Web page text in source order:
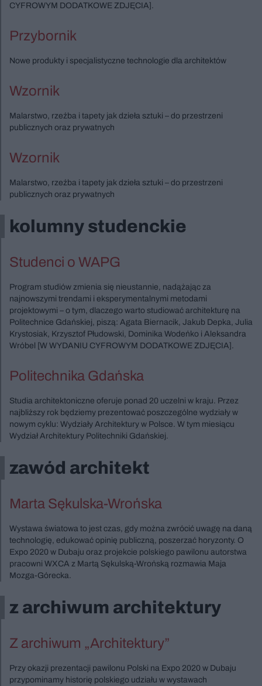
CYFROWYM DODATKOWE ZDJĘCIA].
Przybornik
Nowe produkty i specjalistyczne technologie dla architektów
Wzornik
Malarstwo, rzeźba i tapety jak dzieła sztuki – do przestrzeni
publicznych oraz prywatnych
Wzornik
Malarstwo, rzeźba i tapety jak dzieła sztuki – do przestrzeni
publicznych oraz prywatnych
kolumny studenckie
Studenci o WAPG
Program studiów zmienia się nieustannie, nadążając za
najnowszymi trendami i eksperymentalnymi metodami
projektowymi – o tym, dlaczego warto studiować architekturę na
Politechnice Gdańskiej, piszą: Agata Biernacik, Jakub Depka, Julia
Krystosiak, Krzysztof Płudowski, Dominika Wodeńko i Aleksandra
Wróbel [W WYDANIU CYFROWYM DODATKOWE ZDJĘCIA].
Politechnika Gdańska
Studia architektoniczne oferuje ponad 20 uczelni w kraju. Przez
najbliższy rok będziemy prezentować poszczególne wydziały w
nowym cyklu: Wydziały Architektury w Polsce. W tym miesiącu
Wydział Architektury Politechniki Gdańskiej.
zawód architekt
Marta Sękulska-Wrońska
Wystawa światowa to jest czas, gdy można zwrócić uwagę na daną
technologię, edukować opinię publiczną, poszerzać horyzonty. O
Expo 2020 w Dubaju oraz projekcie polskiego pawilonu autorstwa
pracowni WXCA z Martą Sękulską-Wrońską rozmawia Maja
Mozga-Górecka.
z archiwum architektury
Z archiwum „Architektury”
Przy okazji prezentacji pawilonu Polski na Expo 2020 w Dubaju
przypominamy historię polskiego udziału w wystawach